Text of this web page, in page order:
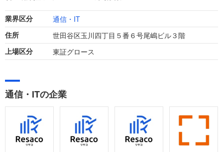
業界区分 通信・IT
住所 世田谷区玉川四丁目５番６号尾嶋ビル３階
上場区分 東証グロース
通信・ITの企業